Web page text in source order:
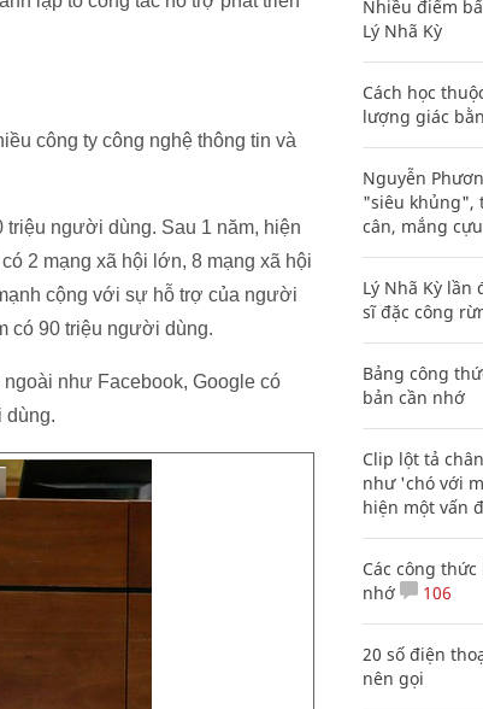
công ty công nghệ thông tin và
người dùng. Sau 1 năm, hiện
2 mạng xã hội lớn, 8 mạng xã hội
cộng với sự hỗ trợ của người
có 90 triệu người dùng.
như Facebook, Google có
dùng.
Nhiều điểm
Lý Nhã Kỳ
Cách học
lượng giác
Nguyễn
"siêu khủng",
cân, mắng
Lý Nhã Kỳ lần
sĩ đặc công
Bảng công
bản cần nhớ
Clip lột tả
như 'chó với
hiện một vấn
Các công
nhớ
106
20 số điện
nên gọi